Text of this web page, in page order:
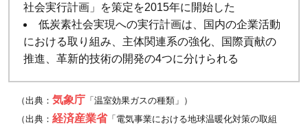
社会実行計画」を策定を2015年に開始した
低炭素社会実現への実行計画は、国内の企業活動
における取り組み、主体関連系の強化、国際貢献の
推進、革新的技術の開発の4つに分けられる
（出典： 気象庁 「温室効果ガスの種類」）
（出典： 経済産業省「電気事業における地球温暖化対策の取組